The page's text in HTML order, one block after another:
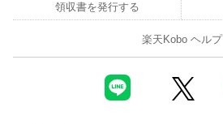
領収書を発行する
楽天Kobo ヘルプ